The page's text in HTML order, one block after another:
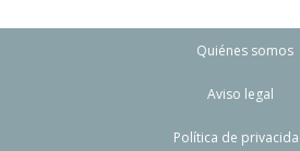
Quiénes somos
Aviso legal
Política de